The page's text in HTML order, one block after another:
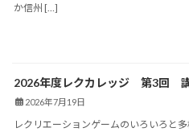
か信州 […]
2026年度レクカレッジ 第3回 講
2026年7月19日
レクリエーションゲームのいろいろと